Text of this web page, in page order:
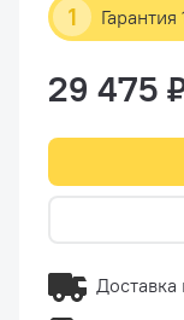
1 Гарантия
29 475
Доставка